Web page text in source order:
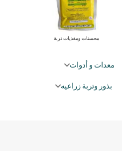
مبيدات زراعية
معدات و أدوات
بذور وتربة زراعيه